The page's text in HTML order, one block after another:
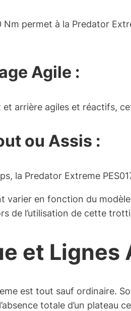
permet à la Predator
Agile :
et arrière agiles et
ou Assis :
la Predator Extreme
varier en fonction du
de l’utilisation de cette
et Lignes
est tout sauf ordinaire.
totale d’un